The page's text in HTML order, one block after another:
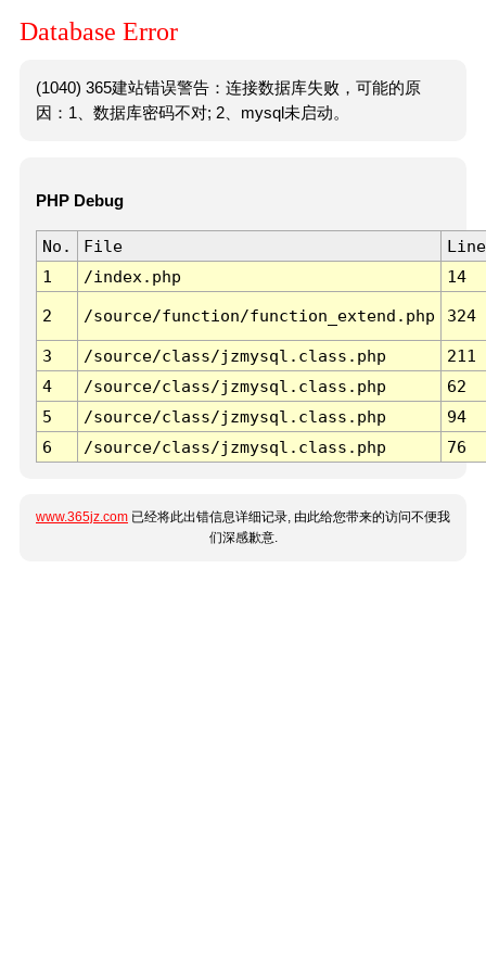
Database Error
(1040) 365建站错误警告：连接数据库失败，可能的原
因：1、数据库密码不对; 2、mysql未启动。
PHP Debug
No. File
Line
1
/index.php 14
2 /source/function/function_extend.php 324
3 /source/class/jzmysql.class.php
211
4
/source/class/jzmysql.class.php
62
5
/source/class/jzmysql.class.php
94
6
/source/class/jzmysql.class.php 76
www.365jz.com 已经将此出错信息详细记录, 由此给您带来的访问不便我
们深感歉意.